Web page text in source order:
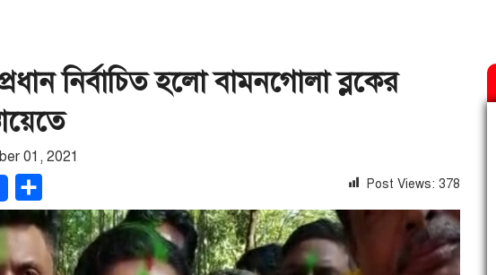
নির্বাচিত হলো বামনগোলা ব্লকের
01, 2021
Post Views: 378